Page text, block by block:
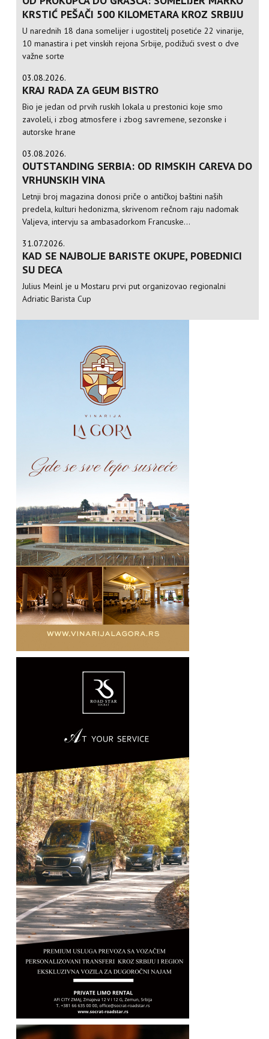
KRSTIĆ PEŠAČI 500 KILOMETARA KROZ SRBIJU
U narednih 18 dana somelijer i ugostitelj posetiće 22 vinarije,
10 manastira i pet vinskih rejona Srbije, podižući svest o dve
važne sorte
03.08.2026.
KRAJ RADA ZA GEUM BISTRO
Bio je jedan od prvih ruskih lokala u prestonici koje smo
zavoleli, i zbog atmosfere i zbog savremene, sezonske i
autorske hrane
03.08.2026.
OUTSTANDING SERBIA: OD RIMSKIH CAREVA DO
VRHUNSKIH VINA
Letnji broj magazina donosi priče o antičkoj baštini naših
predela, kulturi hedonizma, skrivenom rečnom raju nadomak
Valjeva, intervju sa ambasadorkom Francuske...
31.07.2026.
KAD SE NAJBOLJE BARISTE OKUPE, POBEDNICI
SU DECA
Julius Meinl je u Mostaru prvi put organizovao regionalni
Adriatic Barista Cup